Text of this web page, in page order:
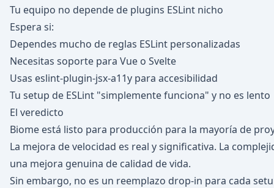
Tu equipo no depende de plugins ESLint nicho
Espera si:
Dependes mucho de reglas ESLint personalizadas
Necesitas soporte para Vue o Svelte
Usas eslint-plugin-jsx-a11y para accesibilidad
Tu setup de ESLint "simplemente funciona" y no es lento
El veredicto
Biome está listo para producción para la mayoría de
La mejora de velocidad es real y significativa. La
una mejora genuina de calidad de vida.
Sin embargo, no es un reemplazo drop-in para cada